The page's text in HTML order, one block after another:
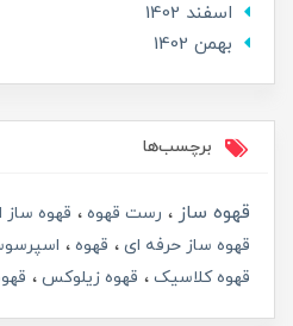
اسفند 1402
بهمن 1402
برچسب‌ها
قهوه ساز رست قهوه قهوه ساز
قهوه ساز حرفه ای
قهوه
قهوه کلاسیک
قهوه زیلوکس